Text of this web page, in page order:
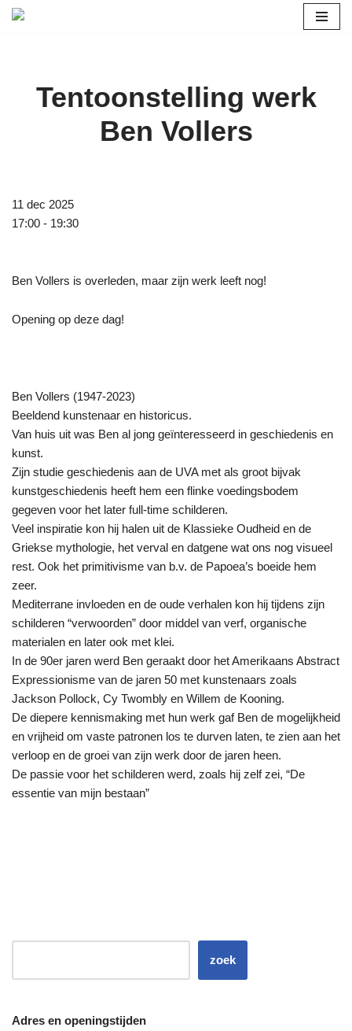
Tentoonstelling werk
Ben Vollers
11 dec 2025
17:00 - 19:30
Ben Vollers is overleden, maar zijn werk leeft nog!
Opening op deze dag!
Ben Vollers (1947-2023)
Beeldend kunstenaar en historicus.
Van huis uit was Ben al jong geïnteresseerd in geschiedenis en
kunst.
Zijn studie geschiedenis aan de UVA met als groot bijvak
kunstgeschiedenis heeft hem een flinke voedingsbodem
gegeven voor het later full-time schilderen.
Veel inspiratie kon hij halen uit de Klassieke Oudheid en de
Griekse mythologie, het verval en datgene wat ons nog visueel
rest. Ook het primitivisme van b.v. de Papoea’s boeide hem
zeer.
Mediterrane invloeden en de oude verhalen kon hij tijdens zijn
schilderen “verwoorden” door middel van verf, organische
materialen en later ook met klei.
In de 90er jaren werd Ben geraakt door het Amerikaans Abstract
Expressionisme van de jaren 50 met kunstenaars zoals
Jackson Pollock, Cy Twombly en Willem de Kooning.
De diepere kennismaking met hun werk gaf Ben de mogelijkheid
en vrijheid om vaste patronen los te durven laten, te zien aan het
verloop en de groei van zijn werk door de jaren heen.
De passie voor het schilderen werd, zoals hij zelf zei, “De
essentie van mijn bestaan”
zoek
Adres en openingstijden